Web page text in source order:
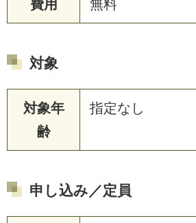
費用 無料
対象
対象年
齢
指定なし
申し込み／定員